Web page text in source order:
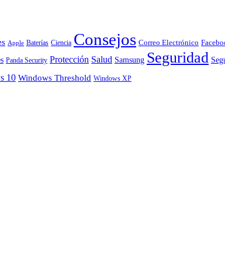
Apple Baterías Ciencia Consejos Correo Electrónico
Panda Security Protección Salud Samsung Seguridad
10 Windows Threshold Windows XP